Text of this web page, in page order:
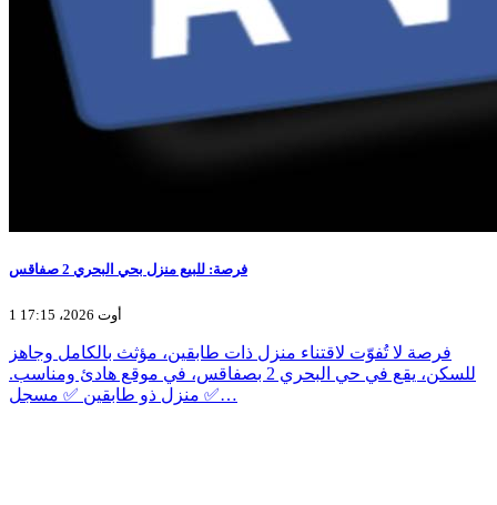
فرصة: للبيع منزل بحي البحري 2 صفاقس
1 أوت 2026، 17:15
فرصة لا تُفوّت لاقتناء منزل ذات طابقين، مؤثث بالكامل وجاهز
للسكن، يقع في حي البحري 2 بصفاقس، في موقع هادئ ومناسب.
✅ منزل ذو طابقين ✅ مسجل…